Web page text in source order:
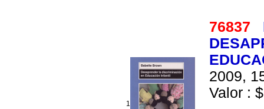
1
76837
2009,
Valor :